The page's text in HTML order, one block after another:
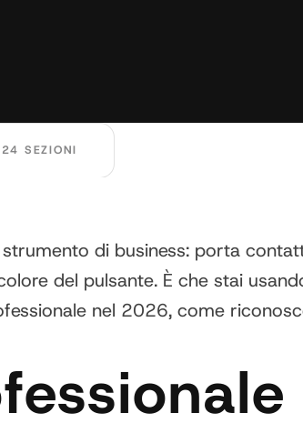
24 SEZIONI
di business: porta
del pulsante. È che stai
nel 2026, come